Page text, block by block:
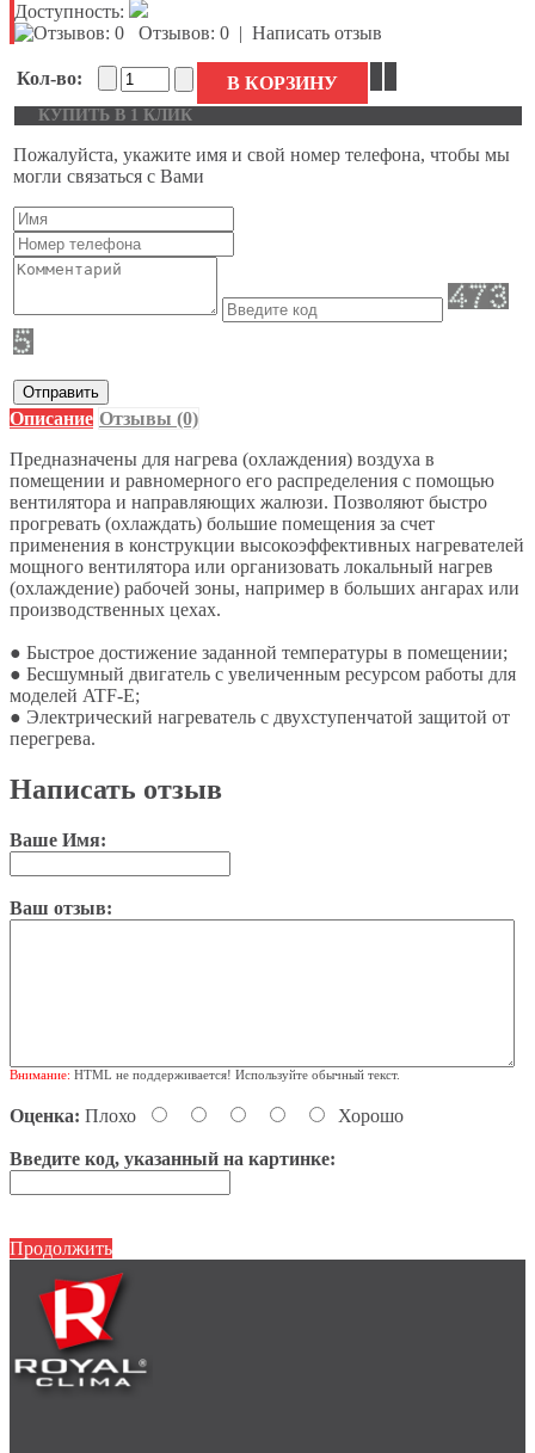
Доступность:
Отзывов: 0 | Написать отзыв
Кол-во: В КОРЗИНУ
КУПИТЬ В 1 КЛИК
Пожалуйста, укажите имя и свой номер телефона, чтобы мы
могли связаться с Вами
Отправить
Описание Отзывы (0)
Предназначены для нагрева (охлаждения) воздуха в
помещении и равномерного его распределения с помощью
вентилятора и направляющих жалюзи. Позволяют быстро
прогревать (охлаждать) большие помещения за счет
применения в конструкции высокоэффективных нагревателей
мощного вентилятора или организовать локальный нагрев
(охлаждение) рабочей зоны, например в больших ангарах или
производственных цехах.
● Быстрое достижение заданной температуры в помещении;
● Бесшумный двигатель с увеличенным ресурсом работы для
моделей ATF-E;
● Электрический нагреватель с двухступенчатой защитой от
перегрева.
Написать отзыв
Ваше Имя:
Ваш отзыв:
Внимание: HTML не поддерживается! Используйте обычный текст.
Оценка: Плохо Хорошо
Введите код, указанный на картинке:
Продолжить